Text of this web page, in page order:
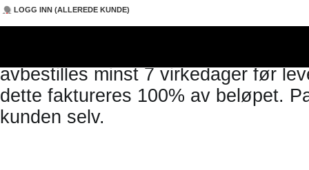
her. Gulv, lys + evt. varme bestilles
varmevifte eller
avbestilles minst 7 virkedager før
dette faktureres 100% av beløpet.
kunden selv.
LOGG INN (ALLEREDE KUNDE)
DEN FLYVENDETALLERKEN